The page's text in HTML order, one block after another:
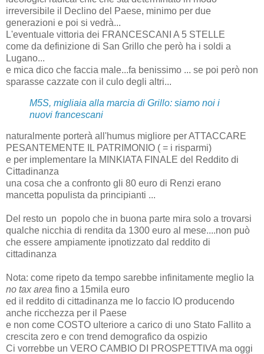
irreversibile il Declino del Paese, minimo per due
generazioni e poi si vedrà...
L'eventuale vittoria dei FRANCESCANI A 5 STELLE
come da definizione di San Grillo che però ha i soldi a
Lugano...
e mica dico che faccia male...fa benissimo ... se poi però non
sparasse cazzate con il culo degli altri...
M5S, migliaia alla marcia di Grillo: siamo noi i
nuovi francescani
naturalmente porterà all'humus migliore per ATTACCARE
PESANTEMENTE IL PATRIMONIO ( = i risparmi)
e per implementare la MINKIATA FINALE del Reddito di
Cittadinanza
una cosa che a confronto gli 80 euro di Renzi erano
mancetta populista da principianti ...
Del resto un popolo che in buona parte mira solo a trovarsi
qualche nicchia di rendita da 1300 euro al mese....non può
che essere ampiamente ipnotizzato dal reddito di
cittadinanza
Nota: come ripeto da tempo sarebbe infinitamente meglio la
no tax area fino a 15mila euro
ed il reddito di cittadinanza me lo faccio IO producendo
anche ricchezza per il Paese
e non come COSTO ulteriore a carico di uno Stato Fallito a
crescita zero e con trend demografico da ospizio
Ci vorrebbe un VERO CAMBIO DI PROSPETTIVA ma oggi